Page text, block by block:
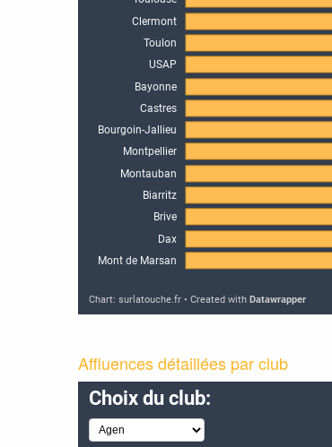
Affluences détaillées par club